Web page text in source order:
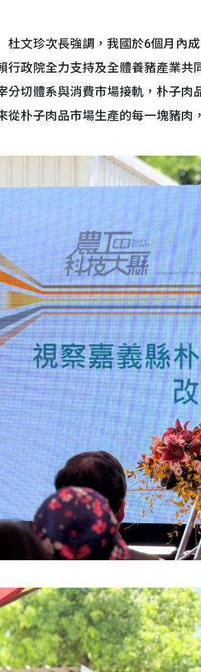
文珍次長強調，我國於6個月內成
行政院全力支持及全體養豬產業共
分切體系與消費市場接軌，朴子肉
從朴子肉品市場生產的每一塊豬肉